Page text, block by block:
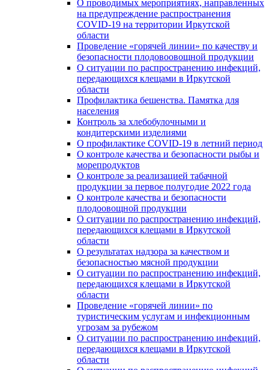
О проводимых мероприятиях, направленных
на предупреждение распространения
COVID-19 на территории Иркутской
области
Проведение «горячей линии» по качеству и
безопасности плодовоовощной продукции
О ситуации по распространению инфекций,
передающихся клещами в Иркутской
области
Профилактика бешенства. Памятка для
населения
Контроль за хлебобулочными и
кондитерскими изделиями
О профилактике COVID-19 в летний период
О контроле качества и безопасности рыбы и
морепродуктов
О контроле за реализацией табачной
продукции за первое полугодие 2022 года
О контроле качества и безопасности
плодоовощной продукции
О ситуации по распространению инфекций,
передающихся клещами в Иркутской
области
О результатах надзора за качеством и
безопасностью мясной продукции
О ситуации по распространению инфекций,
передающихся клещами в Иркутской
области
Проведение «горячей линии» по
туристическим услугам и инфекционным
угрозам за рубежом
О ситуации по распространению инфекций,
передающихся клещами в Иркутской
области